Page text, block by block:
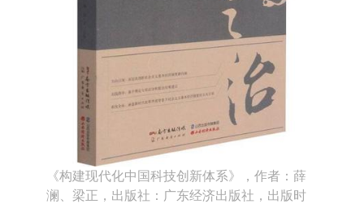
《构建现代化中国科技创新体系》，作者：薛
澜、梁正，出版社：广东经济出版社，出版时